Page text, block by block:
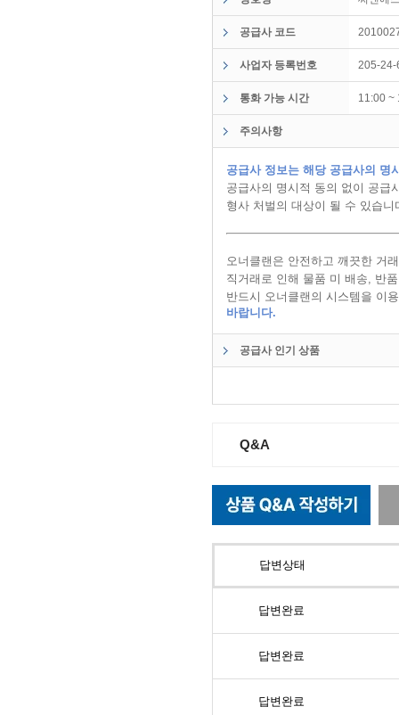
공급사 코드
사업자 등록번호 205-
통화 가능 시간 11:00
주의사항
공급사 정보는 해당 공급사의 명
공급사의 명시적 동의 없이 공급
형사 처벌의 대상이 될 수 있습니
오너클랜은 안전하고 깨끗한 거
직거래로 인해 물품 미 배송, 반
반드시 오너클랜의 시스템을 이
바랍니다.
공급사 인기 상품
Q&A
답변상태
답변완료
답변완료
답변완료